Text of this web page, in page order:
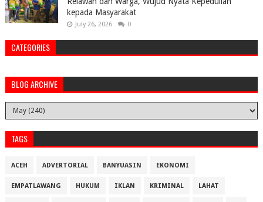
kepada Masyarakat
July 26, 2026 0
CATEGORIES
BLOG ARCHIVE
TAGS
ACEH ADVERTORIAL BANYUASIN EKONOMI
EMPATLAWANG HUKUM IKLAN KRIMINAL LAHAT